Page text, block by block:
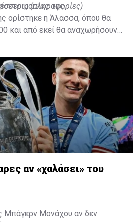
της.
(πληροφορίες)
ορίστηκε η Άλασσα, όπου θα
και από εκεί θα αναχωρήσουν
αν «χαλάσει» του
Μπάγερν Μονάχου αν δεν